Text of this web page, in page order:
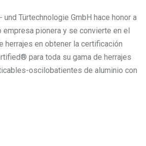
und Türtechnologie GmbH hace honor a
empresa pionera y se convierte en el
herrajes en obtener la certificación
para toda su gama de herrajes
oscilobatientes de aluminio con